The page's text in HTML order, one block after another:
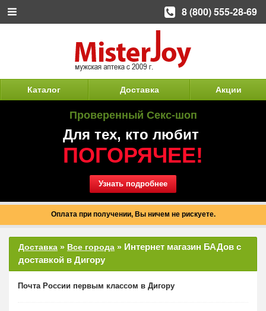
Каталог Доставка Акции
Проверенный Секс-шоп
Для тех, кто любит
ПОГОРЯЧЕЕ!
Узнать подробнее
Оплата при получении, Вы ничем не рискуете.
Доставка » Все города » Интернет магазин БАДов с
доставкой в Дигору
Почта России первым классом в Дигору
8 (800) 555-28-69